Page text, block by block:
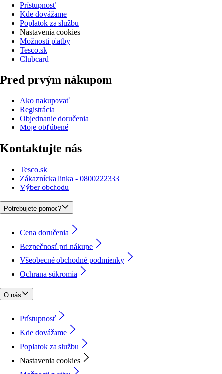
Prístupnosť
Kde dovážame
Poplatok za službu
Nastavenia cookies
Možnosti platby
Tesco.sk
Clubcard
Pred prvým nákupom
Ako nakupovať
Registrácia
Objednanie doručenia
Moje obľúbené
Kontaktujte nás
Tesco.sk
Zákaznícka linka - 0800222333
Výber obchodu
Potrebujete pomoc?
Cena doručenia
Bezpečnosť pri nákupe
Všeobecné obchodné podmienky
Ochrana súkromia
O nás
Prístupnosť
Kde dovážame
Poplatok za službu
Nastavenia cookies